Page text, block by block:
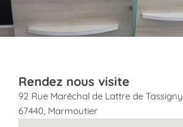
Rendez nous visite
92 Rue Maréchal de Lattre de Tassigny
67440, Marmoutier